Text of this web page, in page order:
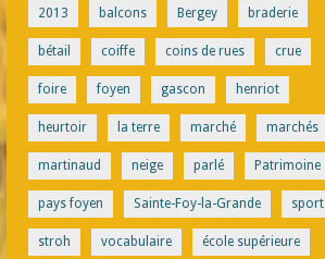
2013 balcons Bergey braderie
bétail coiffe coins de rues crue
foire foyen gascon henriot
heurtoir la terre marché marchés
martinaud neige parlé Patrimoine
pays foyen Sainte-Foy-la-Grande sport
stroh vocabulaire école supérieure